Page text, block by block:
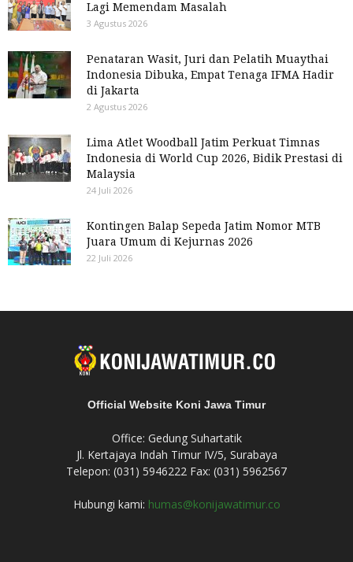
Lagi Memendam Masalah
3 Agustus 2026
Penataran Wasit, Juri dan Pelatih Muaythai
Indonesia Dibuka, Empat Tenaga IFMA Hadir
di Jakarta
2 Agustus 2026
Lima Atlet Woodball Jatim Perkuat Timnas
Indonesia di World Cup 2026, Bidik Prestasi di
Malaysia
24 Juli 2026
Kontingen Balap Sepeda Jatim Nomor MTB
Juara Umum di Kejurnas 2026
22 Juli 2026
Official Website Koni Jawa Timur
Office: Gedung Suhartatik
Jl. Kertajaya Indah Timur IV/5, Surabaya
Telepon: (031) 5946222 Fax: (031) 5962567
Hubungi kami: humas@konijawatimur.co